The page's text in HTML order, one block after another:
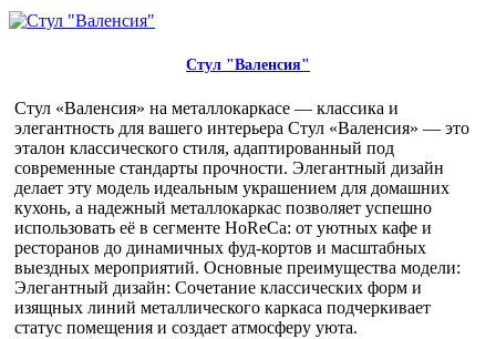
Стул "Валенсия"
Стул «Валенсия» на металлокаркасе — классика и
элегантность для вашего интерьера Стул «Валенсия» — это
эталон классического стиля, адаптированный под
современные стандарты прочности. Элегантный дизайн
делает эту модель идеальным украшением для домашних
кухонь, а надежный металлокаркас позволяет успешно
использовать её в сегменте HoReCa: от уютных кафе и
ресторанов до динамичных фуд-кортов и масштабных
выездных мероприятий. Основные преимущества модели:
Элегантный дизайн: Сочетание классических форм и
изящных линий металлического каркаса подчеркивает
статус помещения и создает атмосферу уюта.